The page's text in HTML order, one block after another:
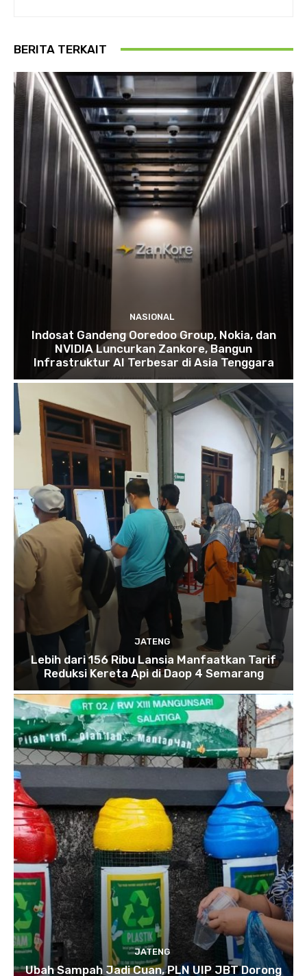
BERITA TERKAIT
NASIONAL
Indosat Gandeng Ooredoo Group, Nokia, dan
NVIDIA Luncurkan Zankore, Bangun
Infrastruktur AI Terbesar di Asia Tenggara
JATENG
Lebih dari 156 Ribu Lansia Manfaatkan Tarif
Reduksi Kereta Api di Daop 4 Semarang
JATENG
Ubah Sampah Jadi Cuan, PLN UIP JBT Dorong